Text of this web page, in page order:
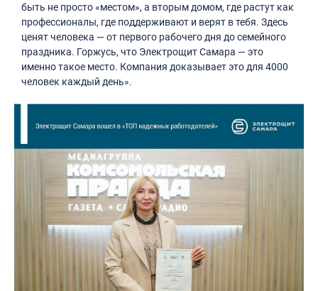
быть не просто «местом», а вторым домом, где растут как
профессионалы, где поддерживают и верят в тебя. Здесь
ценят человека — от первого рабочего дня до семейного
праздника. Горжусь, что Электрощит Самара — это
именно такое место. Компания доказывает это для 4000
человек каждый день».